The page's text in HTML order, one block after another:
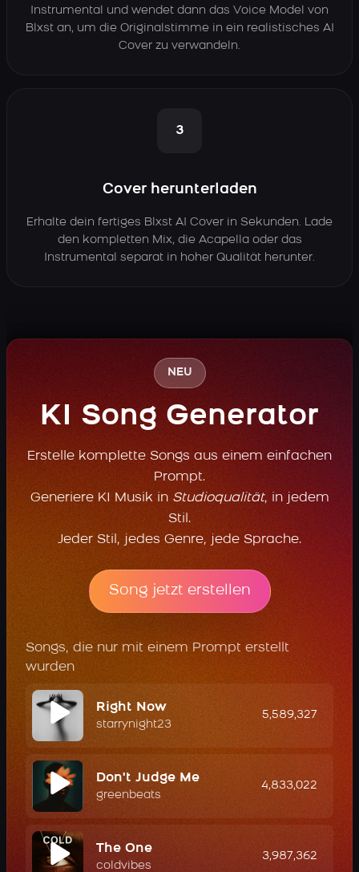
Instrumental und wendet dann das Voice Model von
Blxst an, um die Originalstimme in ein realistisches AI
Cover zu verwandeln.
3
Cover herunterladen
Erhalte dein fertiges Blxst AI Cover in Sekunden. Lade
den kompletten Mix, die Acapella oder das
Instrumental separat in hoher Qualität herunter.
NEU
KI Song Generator
Erstelle komplette Songs aus einem einfachen
Prompt.
Generiere KI Musik in Studioqualität, in jedem
Stil.
Jeder Stil, jedes Genre, jede Sprache.
Song jetzt erstellen
Songs, die nur mit einem Prompt erstellt
wurden
Right Now
starrynight23
5,589,327
Don't Judge Me
greenbeats
4,833,022
The One
coldvibes
3,987,362